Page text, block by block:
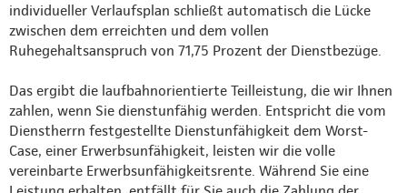
individueller Verlaufsplan schließt automatisch die Lücke
zwischen dem erreichten und dem vollen
Ruhegehaltsanspruch von 71,75 Prozent der Dienstbezüge.
Das ergibt die laufbahnorientierte Teilleistung, die wir Ihnen
zahlen, wenn Sie dienstunfähig werden. Entspricht die vom
Dienstherrn festgestellte Dienstunfähigkeit dem Worst-
Case, einer Erwerbsunfähigkeit, leisten wir die volle
vereinbarte Erwerbsunfähigkeitsrente. Während Sie eine